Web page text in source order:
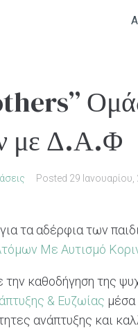
με Δ.Α.Φ
Posted 29 Ιανουαρίου,
τα αδέρφια των
Με Αυτισμό
την καθοδήγηση της
& Ευζωίας μέσα
ανάπτυξης και